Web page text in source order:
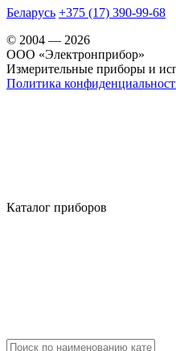
Беларусь +375 (17) 390-99-68
© 2004 — 2026
OOO «Электронприбор»
Измерительные приборы и
Политика
Каталог приборов